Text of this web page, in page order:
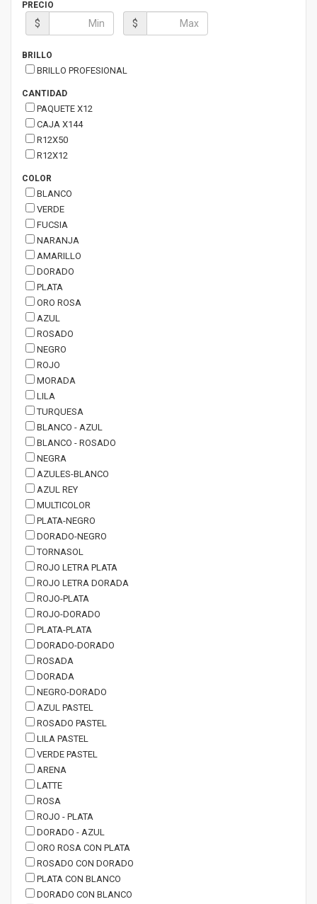
PRECIO
$ $
BRILLO
BRILLO PROFESIONAL
CANTIDAD
PAQUETE X12
CAJA X144
R12X50
R12X12
COLOR
BLANCO
VERDE
FUCSIA
NARANJA
AMARILLO
DORADO
PLATA
ORO ROSA
AZUL
ROSADO
NEGRO
ROJO
MORADA
LILA
TURQUESA
BLANCO - AZUL
BLANCO - ROSADO
NEGRA
AZULES-BLANCO
AZUL REY
MULTICOLOR
PLATA-NEGRO
DORADO-NEGRO
TORNASOL
ROJO LETRA PLATA
ROJO LETRA DORADA
ROJO-PLATA
ROJO-DORADO
PLATA-PLATA
DORADO-DORADO
ROSADA
DORADA
NEGRO-DORADO
AZUL PASTEL
ROSADO PASTEL
LILA PASTEL
VERDE PASTEL
ARENA
LATTE
ROSA
ROJO - PLATA
DORADO - AZUL
ORO ROSA CON PLATA
ROSADO CON DORADO
PLATA CON BLANCO
DORADO CON BLANCO